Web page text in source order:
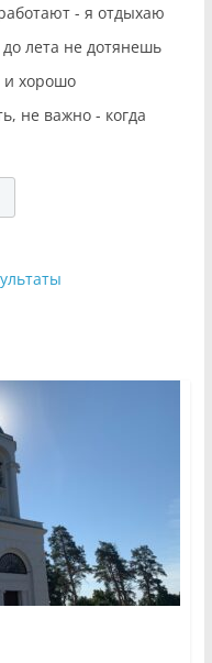
- я отдыхаю
лета не дотянешь
и хорошо
не важно - когда